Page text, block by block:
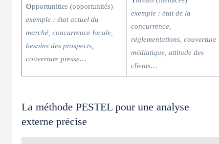
Opportunities (opportunités)
exemple : état actuel du
marché, concurrence locale,
besoins des prospects,
couverture presse…
exemple : état de la
concurrence,
réglementations, couverture
médiatique, attitude des
clients…
La méthode PESTEL pour une analyse
externe précise